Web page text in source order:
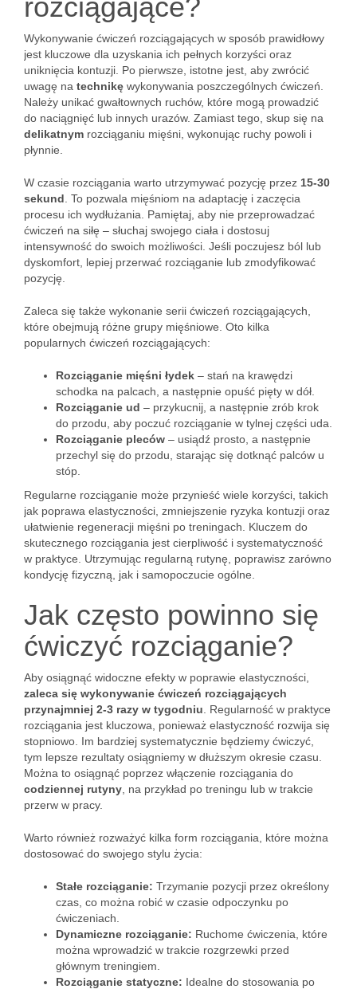
rozciągające?
Wykonywanie ćwiczeń rozciągających w sposób prawidłowy
jest kluczowe dla uzyskania ich pełnych korzyści oraz
uniknięcia kontuzji. Po pierwsze, istotne jest, aby zwrócić
uwagę na technikę wykonywania poszczególnych ćwiczeń.
Należy unikać gwałtownych ruchów, które mogą prowadzić
do naciągnięć lub innych urazów. Zamiast tego, skup się na
delikatnym rozciąganiu mięśni, wykonując ruchy powoli i
płynnie.
W czasie rozciągania warto utrzymywać pozycję przez 15-30
sekund . To pozwala mięśniom na adaptację i zaczęcia
procesu ich wydłużania. Pamiętaj, aby nie przeprowadzać
ćwiczeń na siłę – słuchaj swojego ciała i dostosuj
intensywność do swoich możliwości. Jeśli poczujesz ból lub
dyskomfort, lepiej przerwać rozciąganie lub zmodyfikować
pozycję.
Zaleca się także wykonanie serii ćwiczeń rozciągających,
które obejmują różne grupy mięśniowe. Oto kilka
popularnych ćwiczeń rozciągających:
Rozciąganie mięśni łydek – stań na krawędzi
schodka na palcach, a następnie opuść pięty w dół.
Rozciąganie ud – przykucnij, a następnie zrób krok
do przodu, aby poczuć rozciąganie w tylnej części uda.
Rozciąganie pleców – usiądź prosto, a następnie
przechyl się do przodu, starając się dotknąć palców u
stóp.
Regularne rozciąganie może przynieść wiele korzyści, takich
jak poprawa elastyczności, zmniejszenie ryzyka kontuzji oraz
ułatwienie regeneracji mięśni po treningach. Kluczem do
skutecznego rozciągania jest cierpliwość i systematyczność
w praktyce. Utrzymując regularną rutynę, poprawisz zarówno
kondycję fizyczną, jak i samopoczucie ogólne.
Jak często powinno się
ćwiczyć rozciąganie?
Aby osiągnąć widoczne efekty w poprawie elastyczności,
zaleca się wykonywanie ćwiczeń rozciągających
przynajmniej 2-3 razy w tygodniu . Regularność w praktyce
rozciągania jest kluczowa, ponieważ elastyczność rozwija się
stopniowo. Im bardziej systematycznie będziemy ćwiczyć,
tym lepsze rezultaty osiągniemy w dłuższym okresie czasu.
Można to osiągnąć poprzez włączenie rozciągania do
codziennej rutyny , na przykład po treningu lub w trakcie
przerw w pracy.
Warto również rozważyć kilka form rozciągania, które można
dostosować do swojego stylu życia:
Stałe rozciąganie: Trzymanie pozycji przez określony
czas, co można robić w czasie odpoczynku po
ćwiczeniach.
Dynamiczne rozciąganie: Ruchome ćwiczenia, które
można wprowadzić w trakcie rozgrzewki przed
głównym treningiem.
Rozciąganie statyczne: Idealne do stosowania po